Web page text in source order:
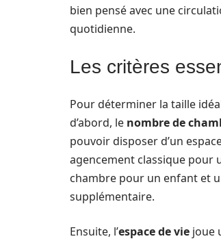
bien pensé avec une
quotidienne.
Les critères
Pour déterminer la taille
d’abord, le nombre de
pouvoir disposer d’un
agencement classique pour
chambre pour un enfant et
supplémentaire.
Ensuite, l’espace de vie joue